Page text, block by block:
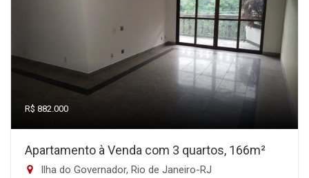
R$ 882.000
Apartamento à Venda com 3 quartos, 166m²
Ilha do Governador, Rio de Janeiro-RJ